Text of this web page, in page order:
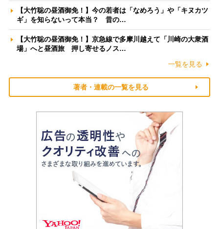
【大竹聡の昼酒御免！】今の若者は「なめろう」や「キヌカツ
ギ」を知らないって本当？ 昔の…
【大竹聡の昼酒御免！】京急線で多摩川越えて「川崎の大衆酒
場」へと昼酒旅 押し寄せるノス…
一覧を見る
著者・連載の一覧を見る